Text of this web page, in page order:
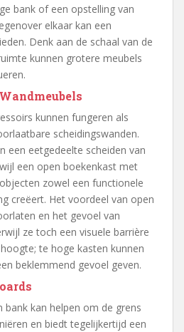
bank of een opstelling van
elkaar kan een
Denk aan de schaal van de
kunnen grotere meubels
kunnen fungeren als
scheidingswanden.
een eetgedeelte scheiden van
een open boekenkast met
zowel een functionele
creëert. Het voordeel van open
en het gevoel van
ze toch een visuele barrière
te hoge kasten kunnen
beklemmend gevoel geven.
bank kan helpen om de grens
en biedt tegelijkertijd een